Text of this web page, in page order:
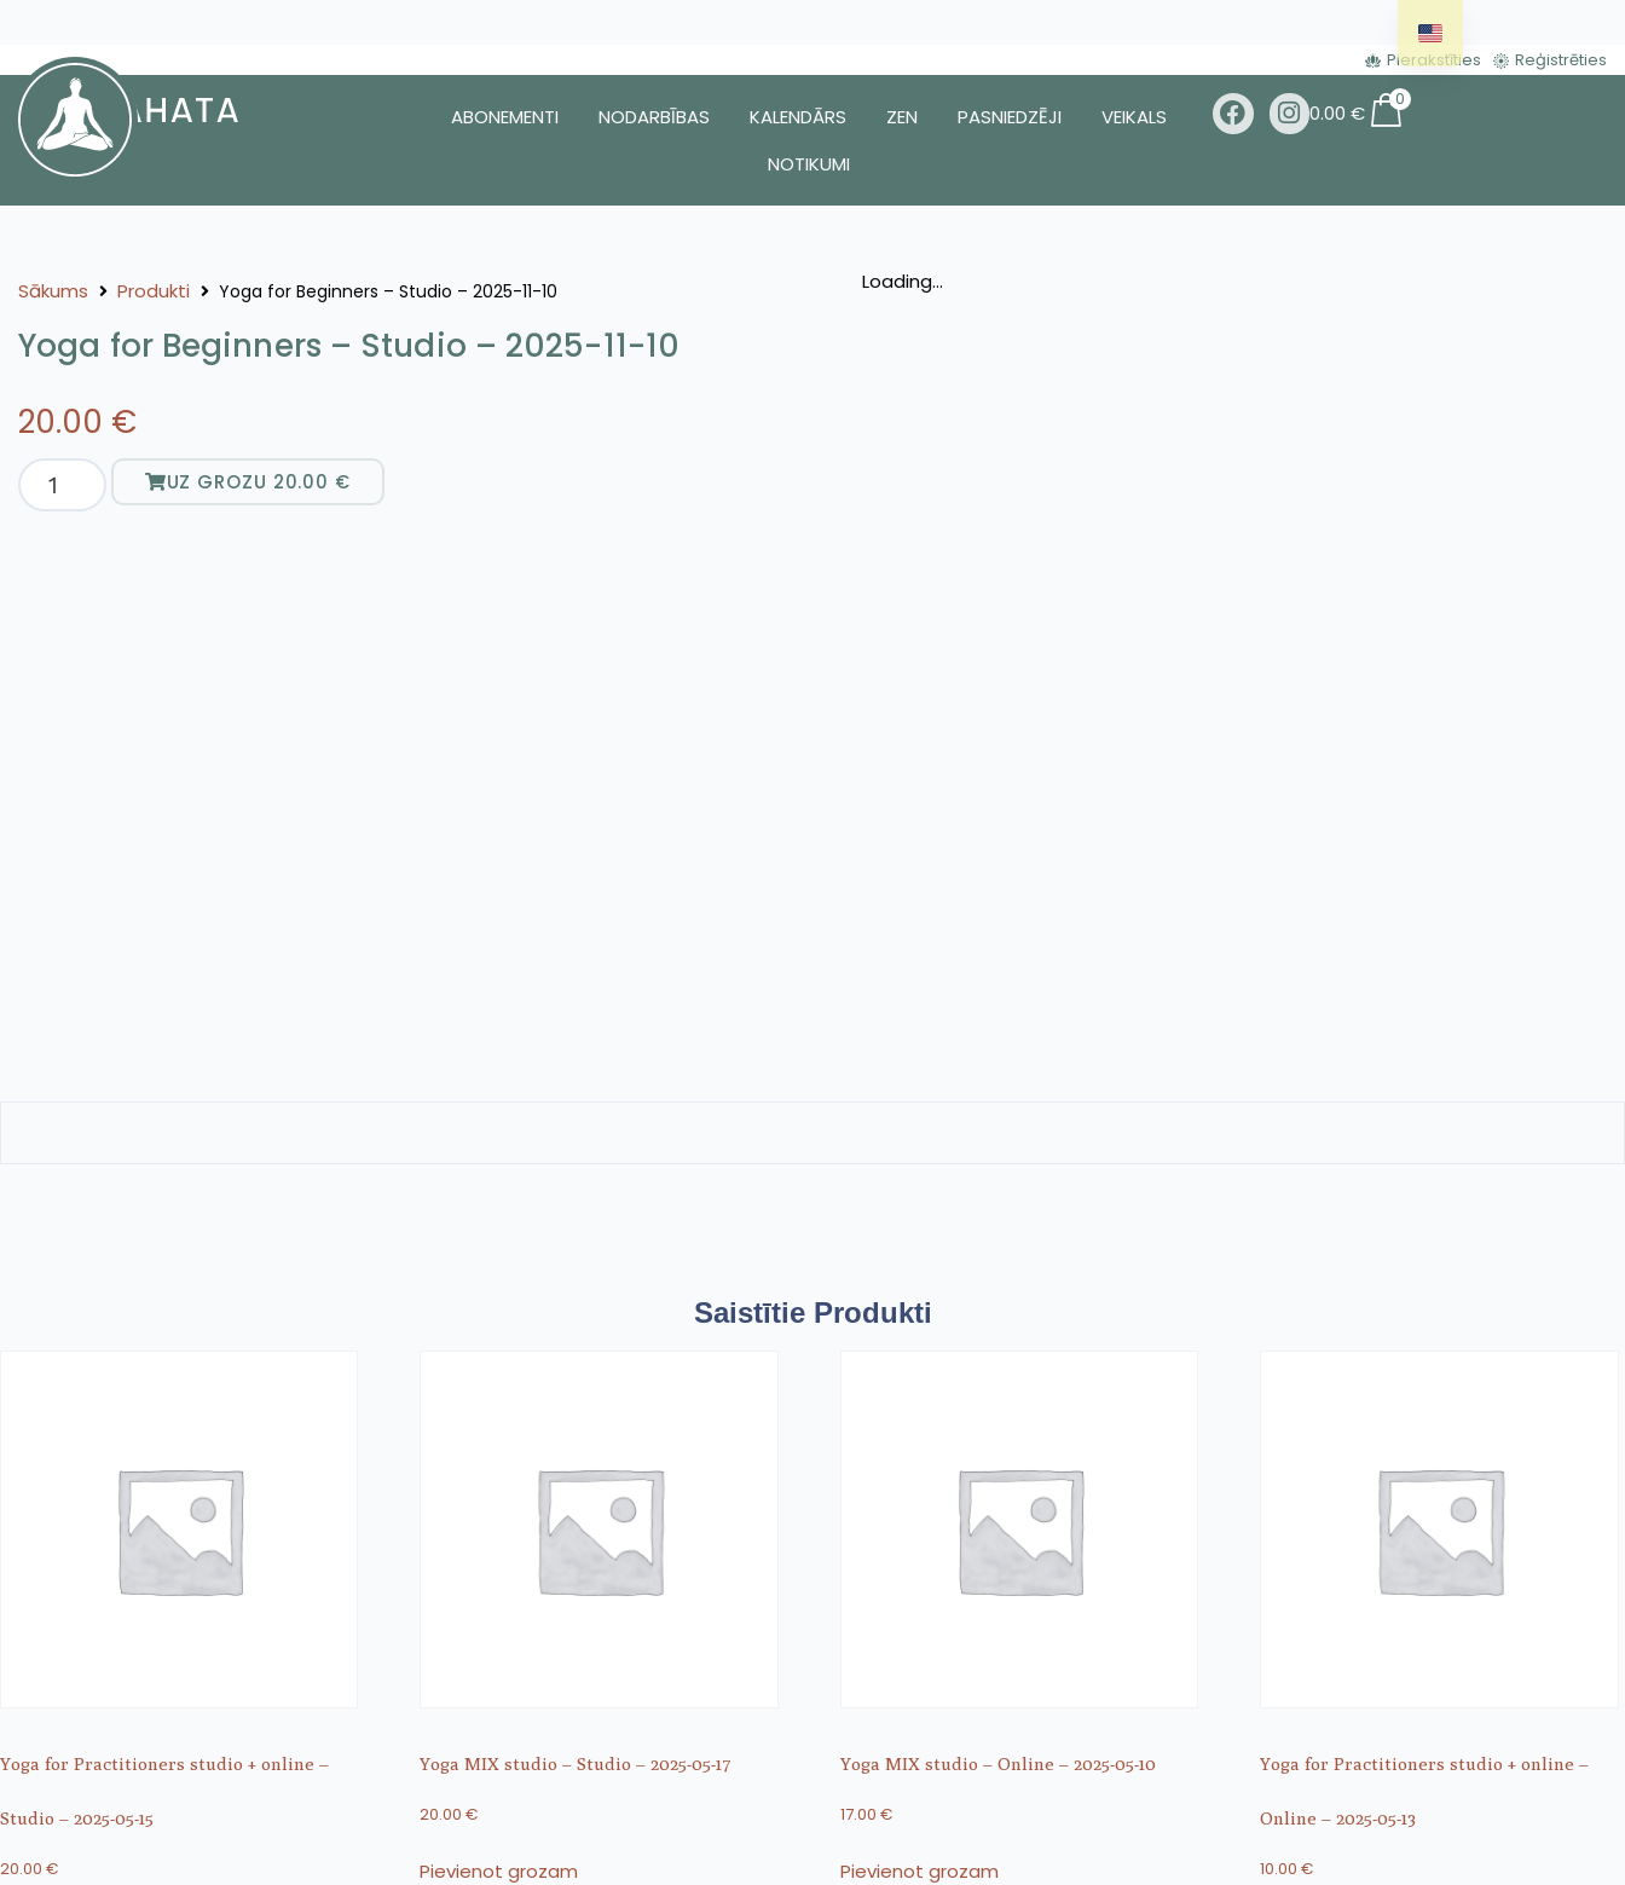
Pierakstīties Reģistrēties
ABONEMENTI NODARBĪBAS KALENDĀRS ZEN PASNIEDZĒJI
VEIKALS
NOTIKUMI
0.00€
0
Sākums Produkti Yoga for Beginners – Studio – 2025-11-10
Yoga for Beginners – Studio – 2025-11-10
20.00 €
UZ GROZU 20.00 €
Loading...
Saistītie Produkti
Yoga for Practitioners studio + online –
Studio – 2025-05-15
20.00 €
Yoga MIX studio – Studio – 2025-05-17
20.00€
Pievienot grozam
Yoga MIX studio – Online – 2025-05-10
17.00 €
Pievienot grozam
Yoga for Practitioners studio + online –
Online – 2025-05-13
10.00€